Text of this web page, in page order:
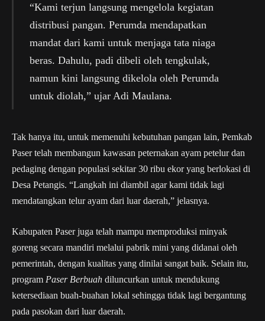
“Kami terjun langsung mengelola kegiatan
distribusi pangan. Perumda mendapatkan
mandat dari kami untuk menjaga tata niaga
beras. Dahulu, padi dibeli oleh tengkulak,
namun kini langsung dikelola oleh Perumda
untuk diolah,” ujar Adi Maulana.
Tak hanya itu, untuk memenuhi kebutuhan pangan lain, Pemkab
Paser telah membangun kawasan peternakan ayam petelur dan
pedaging dengan populasi sekitar 30 ribu ekor yang berlokasi di
Desa Petangis. “Langkah ini diambil agar kami tidak lagi
mendatangkan telur ayam dari luar daerah,” jelasnya.
Kabupaten Paser juga telah mampu memproduksi minyak
goreng secara mandiri melalui pabrik mini yang didanai oleh
pemerintah, dengan kualitas yang dinilai sangat baik. Selain itu,
program Paser Berbuah diluncurkan untuk mendukung
ketersediaan buah-buahan lokal sehingga tidak lagi bergantung
pada pasokan dari luar daerah.